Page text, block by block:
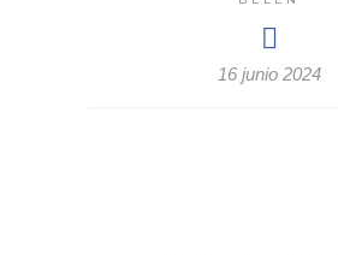
16 junio 2024